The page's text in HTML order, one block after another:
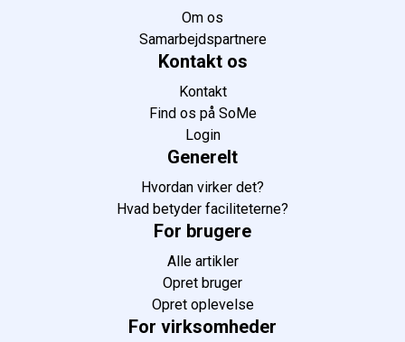
Om os
Samarbejdspartnere
Kontakt os
Kontakt
Find os på SoMe
Login
Generelt
Hvordan virker det?
Hvad betyder faciliteterne?
For brugere
Alle artikler
Opret bruger
Opret oplevelse
For virksomheder